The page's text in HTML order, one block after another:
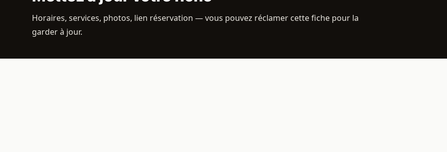
Horaires, services, photos, lien réservation — vous pouvez réclamer cette fiche pour la
garder à jour.